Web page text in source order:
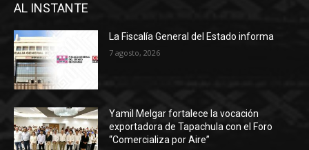
AL INSTANTE
La Fiscalía General del Estado informa
7 agosto, 2026
Yamil Melgar fortalece la vocación
exportadora de Tapachula con el Foro
“Comercializa por Aire”